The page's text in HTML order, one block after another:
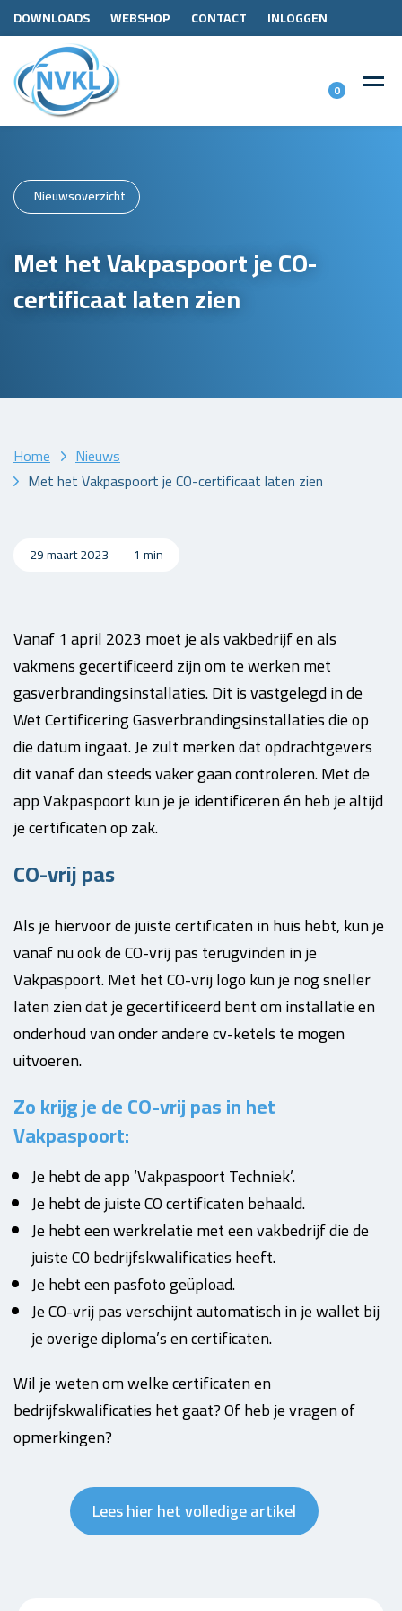
DOWNLOADS WEBSHOP CONTACT INLOGGEN
0
Nieuwsoverzicht
Met het Vakpaspoort je CO-
certificaat laten zien
Home
Nieuws
Met het Vakpaspoort je CO-certificaat laten zien
29 maart 2023 1 min
Vanaf 1 april 2023 moet je als vakbedrijf en als
vakmens gecertificeerd zijn om te werken met
gasverbrandingsinstallaties. Dit is vastgelegd in de
Wet Certificering Gasverbrandingsinstallaties die op
die datum ingaat. Je zult merken dat opdrachtgevers
dit vanaf dan steeds vaker gaan controleren. Met de
app Vakpaspoort kun je je identificeren én heb je altijd
je certificaten op zak.
CO-vrij pas
Als je hiervoor de juiste certificaten in huis hebt, kun je
vanaf nu ook de CO-vrij pas terugvinden in je
Vakpaspoort. Met het CO-vrij logo kun je nog sneller
laten zien dat je gecertificeerd bent om installatie en
onderhoud van onder andere cv-ketels te mogen
uitvoeren.
Zo krijg je de CO-vrij pas in het
Vakpaspoort:
Je hebt de app ‘Vakpaspoort Techniek’.
Je hebt de juiste CO certificaten behaald.
Je hebt een werkrelatie met een vakbedrijf die de
juiste CO bedrijfskwalificaties heeft.
Je hebt een pasfoto geüpload.
Je CO-vrij pas verschijnt automatisch in je wallet bij
je overige diploma’s en certificaten.
Wil je weten om welke certificaten en
bedrijfskwalificaties het gaat? Of heb je vragen of
opmerkingen?
Lees hier het volledige artikel